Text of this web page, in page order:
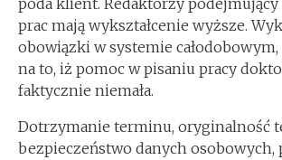
poda klient. Redaktorzy
prac mają wykształcenie wyższe.
obowiązki w systemie całodobowym,
na to, iż pomoc w pisaniu pracy
faktycznie niemała.
Dotrzymanie terminu, oryginalność
bezpieczeństwo danych osobowych,